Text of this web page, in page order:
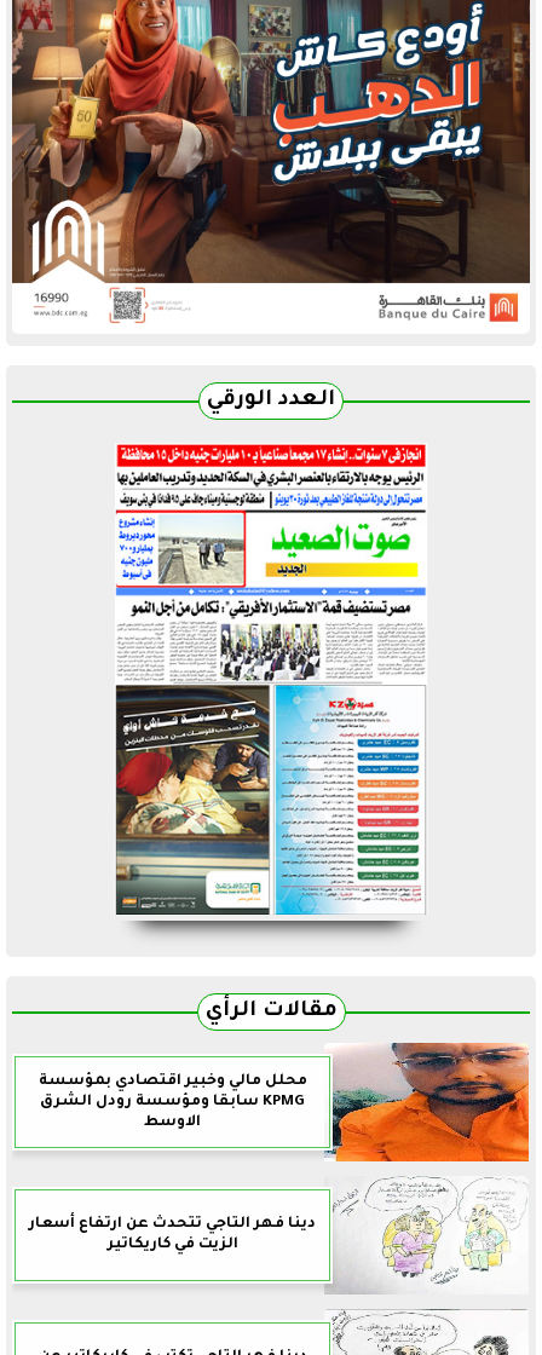
العدد الورقي
مقالات الرأي
محلل مالي وخبير اقتصادي بمؤسسة
KPMG سابقا ومؤسسة رودل الشرق
الاوسط
دينا فهر التاجي تتحدث عن ارتفاع أسعار
الزيت في كاريكاتير